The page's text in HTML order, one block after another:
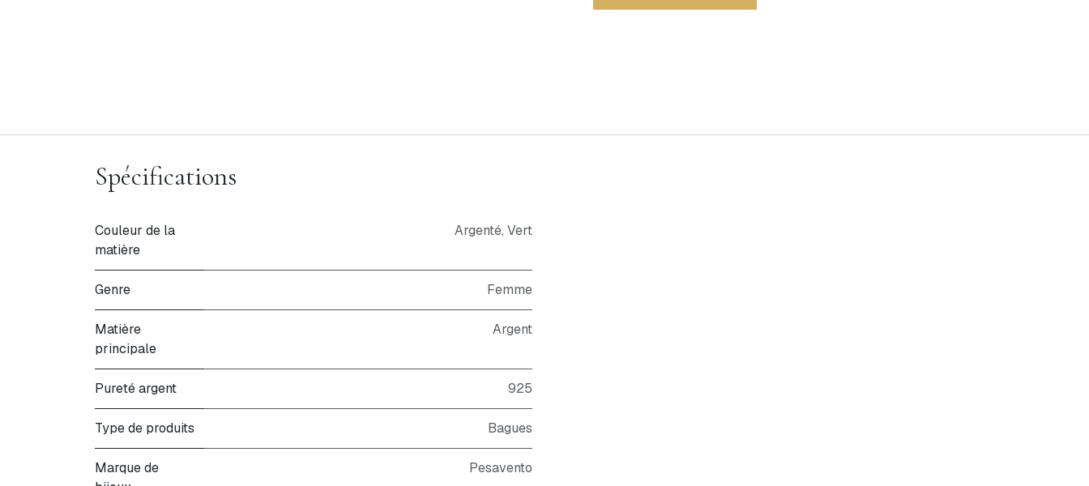
Spécifications
Couleur de la
matière
Argenté, Vert
Genre Femme
Matière
principale
Argent
Pureté argent 925
Type de produits Bagues
Marque de
Pesavento